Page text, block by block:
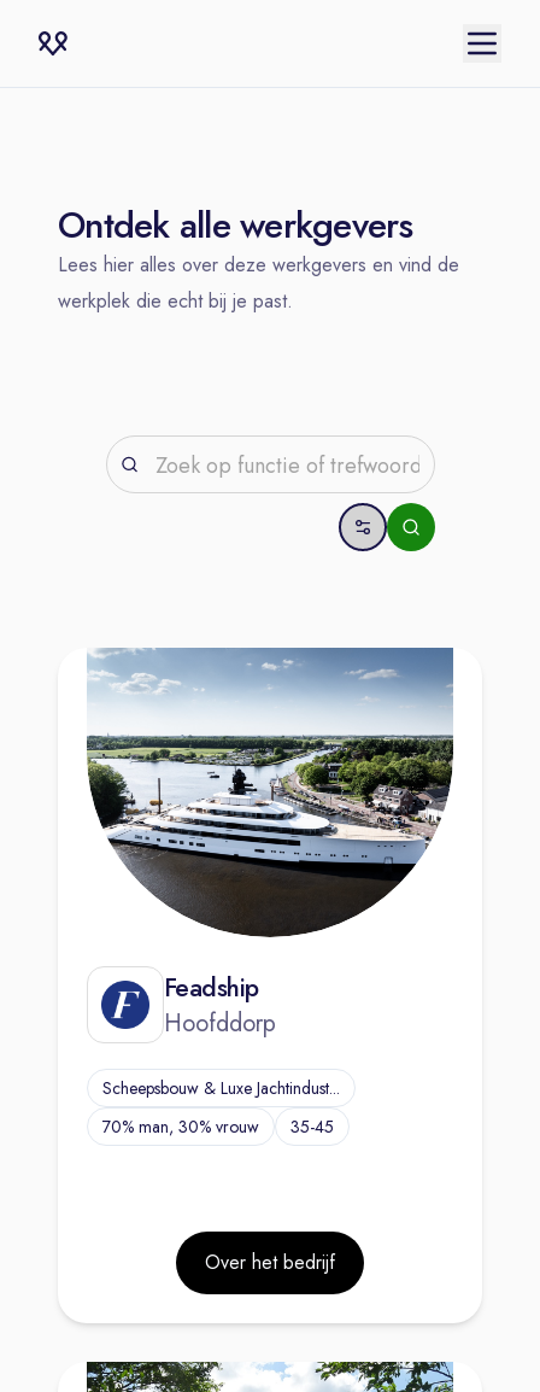
Ontdek alle werkgevers
Lees hier alles over deze werkgevers en vind de
werkplek die echt bij je past.
Feadship
Hoofddorp
Scheepsbouw & Luxe Jachtindust...
70% man, 30% vrouw
35-45
Over het bedrijf